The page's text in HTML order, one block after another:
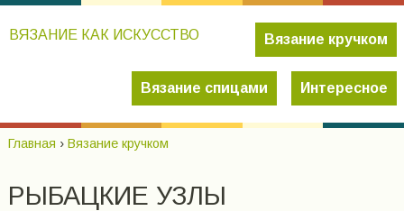
ВЯЗАНИЕ КАК ИСКУССТВО Вязание кручком
Вязание спицами Интересное
Главная › Вязание кручком
РЫБАЦКИЕ УЗЛЫ